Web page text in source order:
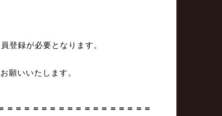
登録が必要となります。
願いいたします。
＝＝＝＝＝＝＝＝＝＝＝＝＝＝＝＝